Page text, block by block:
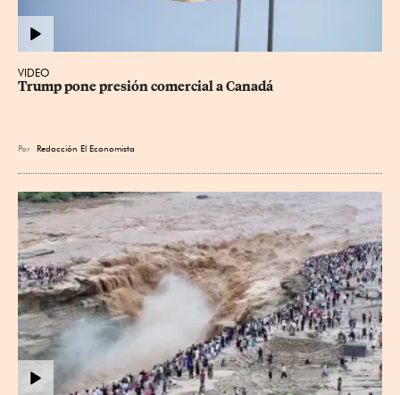
VIDEO
Trump pone presión comercial a Canadá
Por Redacción El Economista